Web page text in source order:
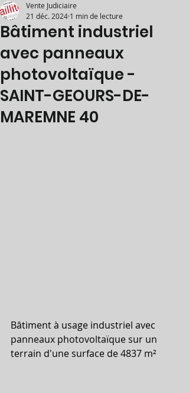
Bâtiment industriel
avec panneaux
photovoltaïque -
SAINT-GEOURS-DE-
MAREMNE 40
Vente Judiciaire
21 déc. 2024 1 min de lecture
Bâtiment à usage industriel avec
panneaux photovoltaïque sur un
terrain d'une surface de 4837 m²